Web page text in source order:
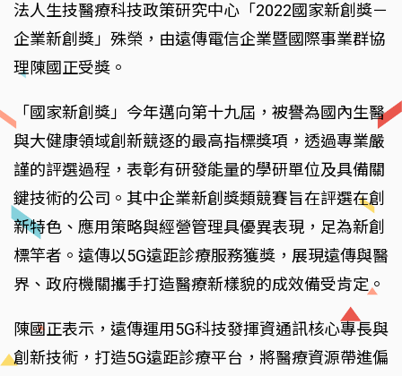
法人生技醫療科技政策研究中心「2022國家新創獎－
企業新創獎」殊榮，由遠傳電信企業暨國際事業群協
理陳國正受獎。
「國家新創獎」今年邁向第十九屆，被譽為國內生醫
與大健康領域創新競逐的最高指標獎項，透過專業嚴
謹的評選過程，表彰有研發能量的學研單位及具備關
鍵技術的公司。其中企業新創獎類競賽旨在評選在創
新特色、應用策略與經營管理具優異表現，足為新創
標竿者。遠傳以5G遠距診療服務獲獎，展現遠傳與醫
界、政府機關攜手打造醫療新樣貌的成效備受肯定。
陳國正表示，遠傳運用5G科技發揮資通訊核心專長與
創新技術，打造5G遠距診療平台，將醫療資源帶進偏